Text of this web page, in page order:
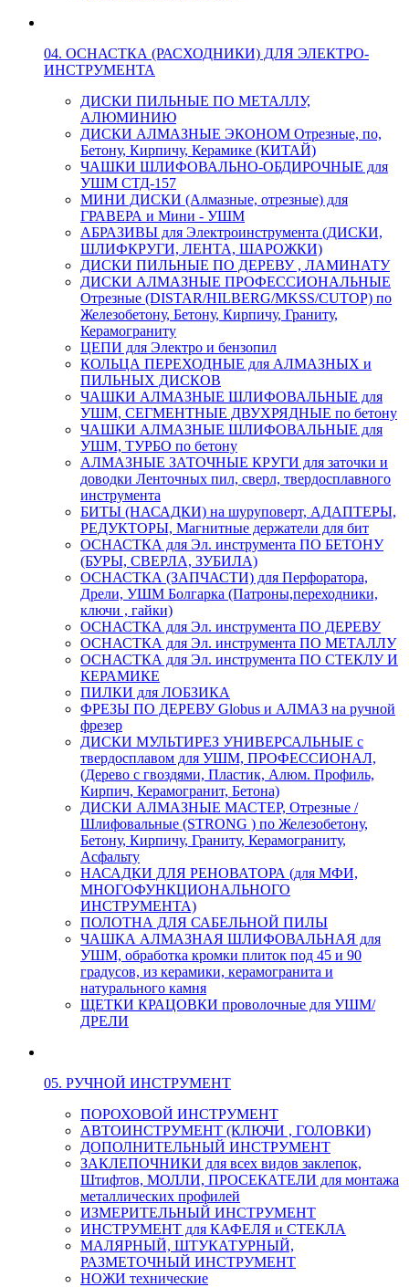
04. ОСНАСТКА (РАСХОДНИКИ) ДЛЯ ЭЛЕКТРО-
ИНСТРУМЕНТА
ДИСКИ ПИЛЬНЫЕ ПО МЕТАЛЛУ,
АЛЮМИНИЮ
ДИСКИ АЛМАЗНЫЕ ЭКОНОМ Отрезные, по,
Бетону, Кирпичу, Керамике (КИТАЙ)
ЧАШКИ ШЛИФОВАЛЬНО-ОБДИРОЧНЫЕ для
УШМ СТД-157
МИНИ ДИСКИ (Алмазные, отрезные) для
ГРАВЕРА и Мини - УШМ
АБРАЗИВЫ для Электроинструмента (ДИСКИ,
ШЛИФКРУГИ, ЛЕНТА, ШАРОЖКИ)
ДИСКИ ПИЛЬНЫЕ ПО ДЕРЕВУ , ЛАМИНАТУ
ДИСКИ АЛМАЗНЫЕ ПРОФЕССИОНАЛЬНЫЕ
Отрезные (DISTAR/HILBERG/MKSS/CUTOP) по
Железобетону, Бетону, Кирпичу, Граниту,
Керамограниту
ЦЕПИ для Электро и бензопил
КОЛЬЦА ПЕРЕХОДНЫЕ для АЛМАЗНЫХ и
ПИЛЬНЫХ ДИСКОВ
ЧАШКИ АЛМАЗНЫЕ ШЛИФОВАЛЬНЫЕ для
УШМ, СЕГМЕНТНЫЕ ДВУХРЯДНЫЕ по бетону
ЧАШКИ АЛМАЗНЫЕ ШЛИФОВАЛЬНЫЕ для
УШМ, ТУРБО по бетону
АЛМАЗНЫЕ ЗАТОЧНЫЕ КРУГИ для заточки и
доводки Ленточных пил, сверл, твердосплавного
инструмента
БИТЫ (НАСАДКИ) на шуруповерт, АДАПТЕРЫ,
РЕДУКТОРЫ, Магнитные держатели для бит
ОСНАСТКА для Эл. инструмента ПО БЕТОНУ
(БУРЫ, СВЕРЛА, ЗУБИЛА)
ОСНАСТКА (ЗАПЧАСТИ) для Перфоратора,
Дрели, УШМ Болгарка (Патроны,переходники,
ключи , гайки)
ОСНАСТКА для Эл. инструмента ПО ДЕРЕВУ
ОСНАСТКА для Эл. инструмента ПО МЕТАЛЛУ
ОСНАСТКА для Эл. инструмента ПО СТЕКЛУ И
КЕРАМИКЕ
ПИЛКИ для ЛОБЗИКА
ФРЕЗЫ ПО ДЕРЕВУ Globus и АЛМАЗ на ручной
фрезер
ДИСКИ МУЛЬТИРЕЗ УНИВЕРСАЛЬНЫЕ с
твердосплавом для УШМ, ПРОФЕССИОНАЛ,
(Дерево с гвоздями, Пластик, Алюм. Профиль,
Кирпич, Керамогранит, Бетона)
ДИСКИ АЛМАЗНЫЕ МАСТЕР, Отрезные /
Шлифовальные (STRONG ) по Железобетону,
Бетону, Кирпичу, Граниту, Керамограниту,
Асфальту
НАСАДКИ ДЛЯ РЕНОВАТОРА (для МФИ,
МНОГОФУНКЦИОНАЛЬНОГО
ИНСТРУМЕНТА)
ПОЛОТНА ДЛЯ САБЕЛЬНОЙ ПИЛЫ
ЧАШКА АЛМАЗНАЯ ШЛИФОВАЛЬНАЯ для
УШМ, обработка кромки плиток под 45 и 90
градусов, из керамики, керамогранита и
натурального камня
ЩЕТКИ КРАЦОВКИ проволочные для УШМ/
ДРЕЛИ
05. РУЧНОЙ ИНСТРУМЕНТ
ПОРОХОВОЙ ИНСТРУМЕНТ
АВТОИНСТРУМЕНТ (КЛЮЧИ , ГОЛОВКИ)
ДОПОЛНИТЕЛЬНЫЙ ИНСТРУМЕНТ
ЗАКЛЕПОЧНИКИ для всех видов заклепок,
Штифтов, МОЛЛИ, ПРОСЕКАТЕЛИ для монтажа
металлических профилей
ИЗМЕРИТЕЛЬНЫЙ ИНСТРУМЕНТ
ИНСТРУМЕНТ для КАФЕЛЯ и СТЕКЛА
МАЛЯРНЫЙ, ШТУКАТУРНЫЙ,
РАЗМЕТОЧНЫЙ ИНСТРУМЕНТ
НОЖИ технические